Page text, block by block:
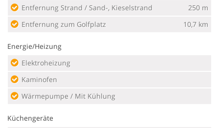
Entfernung Strand / Sand-, Kieselstrand
250 m
Entfernung zum Golfplatz
10,7 km
Energie/Heizung
Elektroheizung
Kaminofen
Wärmepumpe / Mit Kühlung
Küchengeräte